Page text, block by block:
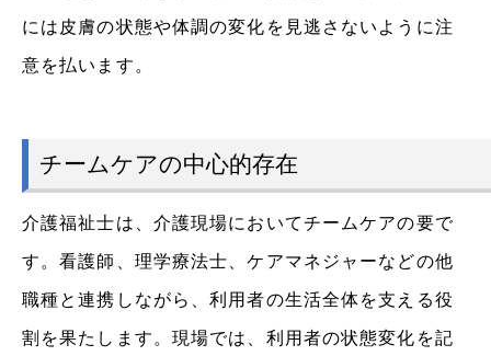
には皮膚の状態や体調の変化を見逃さないように注
意を払います。
チームケアの中心的存在
介護福祉士は、介護現場においてチームケアの要で
す。看護師、理学療法士、ケアマネジャーなどの他
職種と連携しながら、利用者の生活全体を支える役
割を果たします。現場では、利用者の状態変化を記